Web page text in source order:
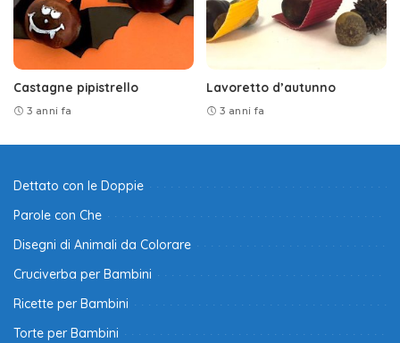
Castagne pipistrello
3 anni fa
Lavoretto d’autunno
3 anni fa
Dettato con le Doppie
Parole con Che
Disegni di Animali da Colorare
Cruciverba per Bambini
Ricette per Bambini
Torte per Bambini